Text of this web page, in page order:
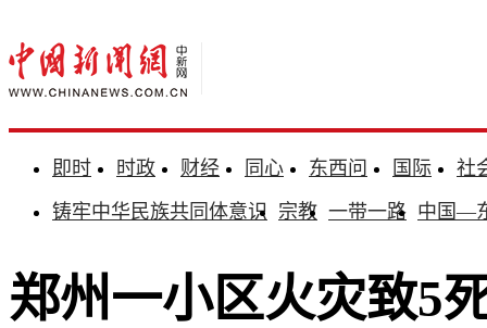
即时 时政 财经 同心 东西问 国际
社
铸牢中华民族共同体意识 宗教 一带一路 中国—
郑州一小区火灾致5